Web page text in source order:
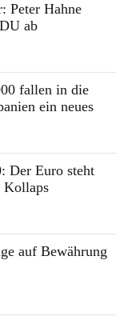
Peter Hahne
ab
fallen in die
ein neues
Der Euro steht
Kollaps
auf Bewährung